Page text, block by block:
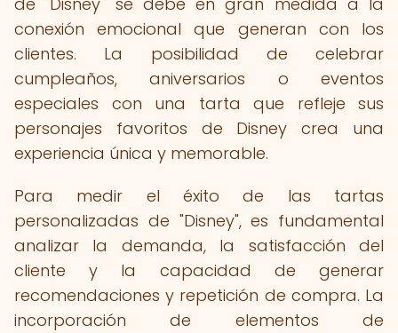
conexión emocional que generan con los
clientes. La posibilidad de celebrar
cumpleaños, aniversarios o eventos
especiales con una tarta que refleje sus
personajes favoritos de Disney crea una
experiencia única y memorable.
Para medir el éxito de las tartas
personalizadas de "Disney", es fundamental
analizar la demanda, la satisfacción del
cliente y la capacidad de generar
recomendaciones y repetición de compra. La
incorporación de elementos de